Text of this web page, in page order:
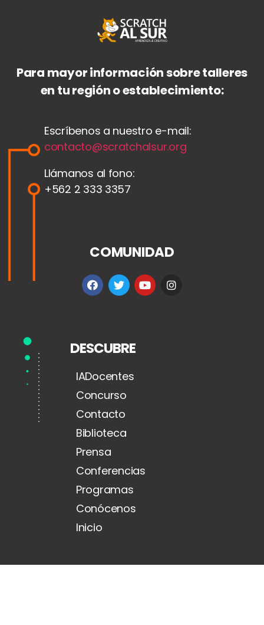
Para mayor información sobre talleres
en tu región o establecimiento:
Escríbenos a nuestro e-mail:
contacto@scratchalsur.org
Llámanos al fono:
+562 2 333 3357
COMUNIDAD
DESCUBRE
IADocentes
Concurso
Contacto
Biblioteca
Prensa
Conferencias
Programas
Conócenos
Inicio